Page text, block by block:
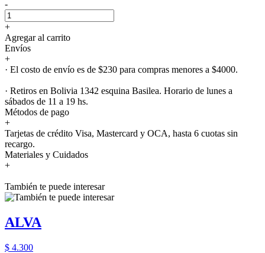
-
+
Agregar al carrito
Envíos
+
· El costo de envío es de $230 para compras menores a $4000.
· Retiros en Bolivia 1342 esquina Basilea. Horario de lunes a
sábados de 11 a 19 hs.
Métodos de pago
+
Tarjetas de crédito Visa, Mastercard y OCA, hasta 6 cuotas sin
recargo.
Materiales y Cuidados
+
También te puede interesar
ALVA
$ 4.300